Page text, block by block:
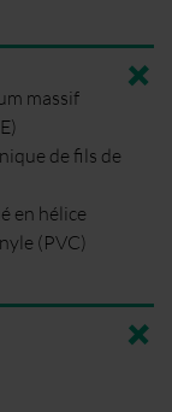
massif
de fils de
en hélice
(PVC)